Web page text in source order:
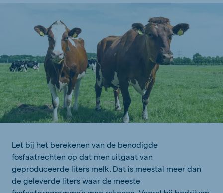
Let bij het berekenen van de benodigde
fosfaatrechten op dat men uitgaat van
geproduceerde liters melk. Dat is meestal meer dan
de geleverde liters waar de meeste